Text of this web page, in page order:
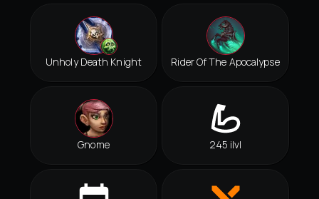
Unholy Death Knight Rider Of The Apocalypse
Gnome 245 ilvl